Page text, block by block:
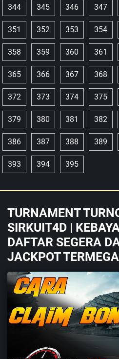
344 345 346 347
351 352 353 354
358 359 360 361
365 366 367 368
372 373 374 375
379 380 381 382
386 387 388 389
393 394 395
TURNAMENT
SIRKUIT4D |
DAFTAR SEGERA
JACKPOT